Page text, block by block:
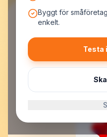
Byggt för
enkelt.
Testa
Org.nr:
E-post: